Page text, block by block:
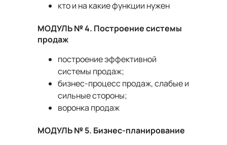
кто и на какие функции нужен
МОДУЛЬ № 4. Построение системы
продаж
построение эффективной
системы продаж;
бизнес-процесс продаж, слабые и
сильные стороны;
воронка продаж
МОДУЛЬ № 5. Бизнес-планирование